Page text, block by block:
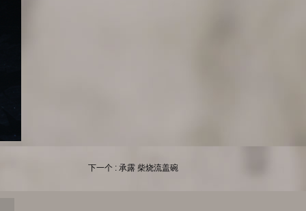
下一个 : 承露 柴烧流盖碗